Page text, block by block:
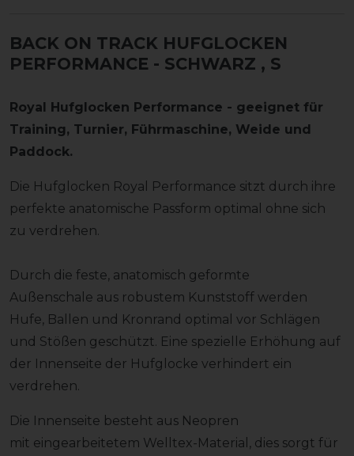
BACK ON TRACK HUFGLOCKEN
PERFORMANCE - SCHWARZ , S
Royal Hufglocken Performance - geeignet für
Training, Turnier, Führmaschine, Weide und
Paddock.
Die Hufglocken Royal Performance sitzt durch ihre
perfekte anatomische Passform optimal ohne sich
zu verdrehen.
Durch die feste, anatomisch geformte
Außenschale aus robustem Kunststoff werden
Hufe, Ballen und Kronrand optimal vor Schlägen
und Stößen geschützt. Eine spezielle Erhöhung auf
der Innenseite der Hufglocke verhindert ein
verdrehen.
Die Innenseite besteht aus Neopren
mit eingearbeitetem Welltex-Material, dies sorgt für